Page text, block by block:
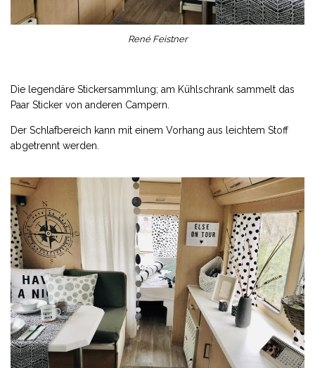
René Feistner
Die legendäre Stickersammlung; am Kühlschrank sammelt das
Paar Sticker von anderen Campern.
Der Schlafbereich kann mit einem Vorhang aus leichtem Stoff
abgetrennt werden.